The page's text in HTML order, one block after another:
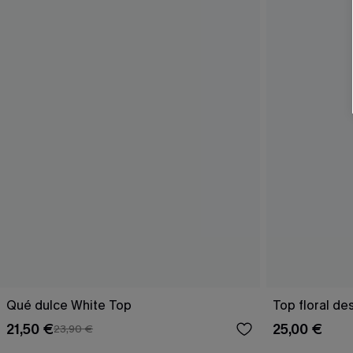
Qué dulce White Top
21,50 €23,90 €
Top floral
25,00 €